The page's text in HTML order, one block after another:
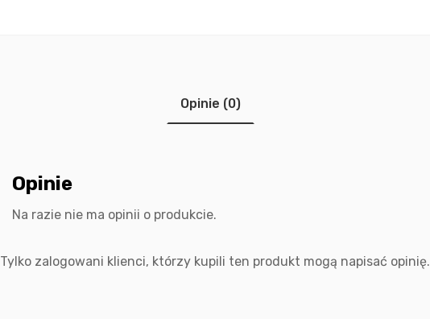
Opinie (0)
Opinie
Na razie nie ma opinii o produkcie.
Tylko zalogowani klienci, którzy kupili ten produkt mogą napisać opinię.